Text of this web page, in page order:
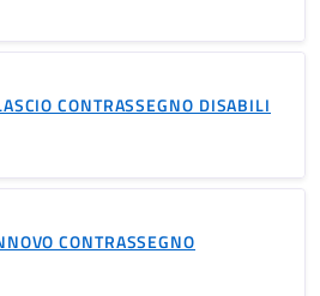
CONTRASSEGNO DISABILI
CONTRASSEGNO